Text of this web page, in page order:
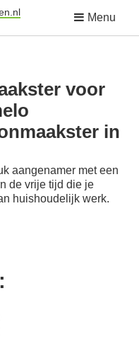
Menu
voor
in
aangenamer met een
de vrije tijd die je
huishoudelijk werk.